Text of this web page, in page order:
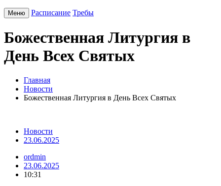
Меню Расписание Требы
Божественная Литургия в
День Всех Святых
Главная
Новости
Божественная Литургия в День Всех Святых
Новости
23.06.2025
ordmin
23.06.2025
10:31